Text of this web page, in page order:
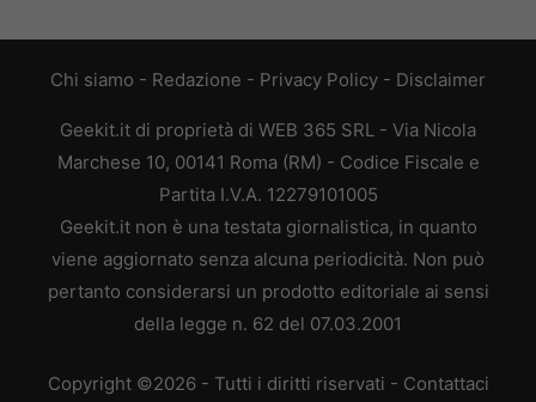
Chi siamo - Redazione - Privacy Policy - Disclaimer
Geekit.it di proprietà di WEB 365 SRL - Via Nicola
Marchese 10, 00141 Roma (RM) - Codice Fiscale e
Partita I.V.A. 12279101005
Geekit.it non è una testata giornalistica, in quanto
viene aggiornato senza alcuna periodicità. Non può
pertanto considerarsi un prodotto editoriale ai sensi
della legge n. 62 del 07.03.2001
Copyright ©2026 - Tutti i diritti riservati - Contattaci